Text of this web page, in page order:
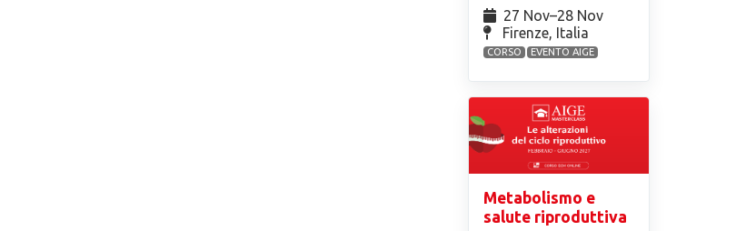
27 Nov⁠–28 Nov
Firenze, Italia
CORSO EVENTO AIGE
Metabolismo e
salute riproduttiva